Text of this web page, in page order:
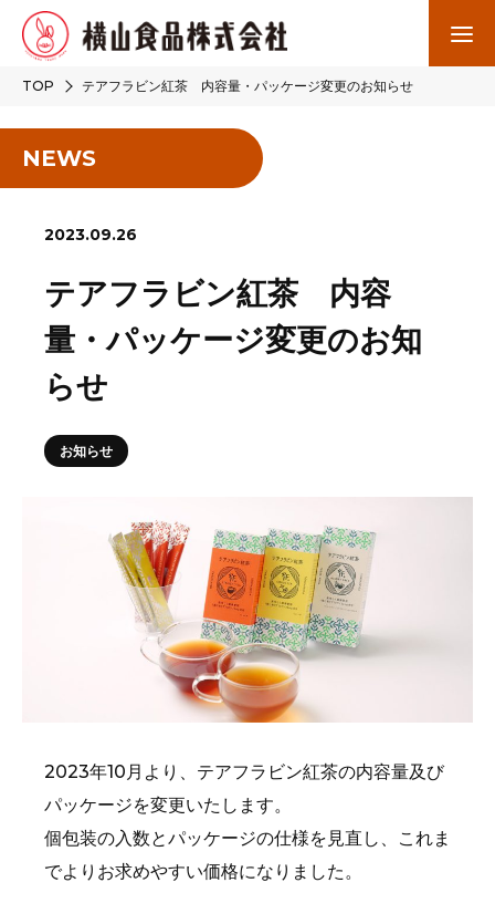
TOP テアフラビン紅茶 内容量・パッケージ変更のお知らせ
NEWS
2023.09.26
テアフラビン紅茶 内容
量・パッケージ変更のお知
らせ
お知らせ
2023年10月より、テアフラビン紅茶の内容量及び
パッケージを変更いたします。
個包装の入数とパッケージの仕様を見直し、これま
でよりお求めやすい価格になりました。